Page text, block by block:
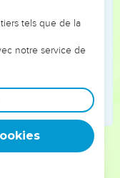
orgueilleux,
parents, sans
sans pitié.
Dieu, selon lequel
dignes de mort,
approuvent ceux
Pour vous procurer
tels que de la
notre service de